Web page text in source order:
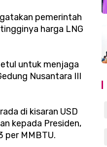
pemerintah
harga LNG
untuk menjaga
Nusantara III
di kisaran USD
kepada Presiden,
per MMBTU.